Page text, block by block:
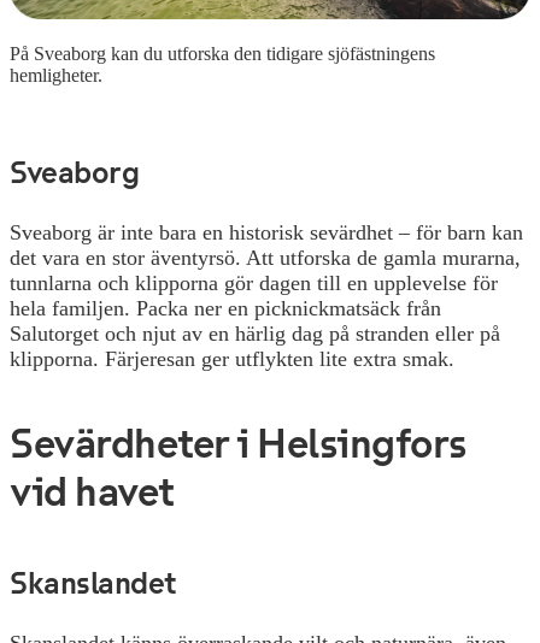
På Sveaborg kan du utforska den tidigare sjöfästningens
hemligheter.
Sveaborg
Sveaborg är inte bara en historisk sevärdhet – för barn kan
det vara en stor äventyrsö. Att utforska de gamla murarna,
tunnlarna och klipporna gör dagen till en upplevelse för
hela familjen. Packa ner en picknickmatsäck från
Salutorget och njut av en härlig dag på stranden eller på
klipporna. Färjeresan ger utflykten lite extra smak.
Sevärdheter i Helsingfors
vid havet
Skanslandet